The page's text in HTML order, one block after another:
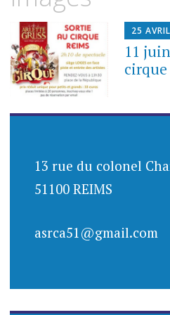
contenu
principal
25
11
cirque
13 rue du colonel
51100 REIMS
asrca51@gmail.com